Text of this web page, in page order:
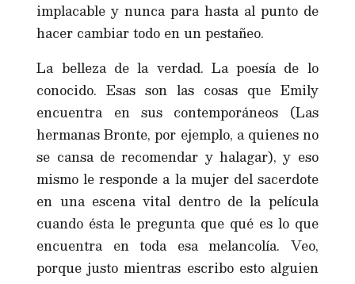
implacable y nunca para hasta al punto de
hacer cambiar todo en un pestañeo.
La belleza de la verdad. La poesía de lo
conocido. Esas son las cosas que Emily
encuentra en sus contemporáneos (Las
hermanas Bronte, por ejemplo, a quienes no
se cansa de recomendar y halagar), y eso
mismo le responde a la mujer del sacerdote
en una escena vital dentro de la película
cuando ésta le pregunta que qué es lo que
encuentra en toda esa melancolía. Veo,
porque justo mientras escribo esto alguien